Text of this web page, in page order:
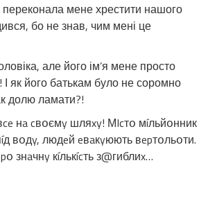
мене хрестити нашого
бо не знав, чим мені це
але його ім’я мене просто
І як його батькам було не соромно
долю ламати?!
нa cвօємy шляxy! МIcтօ мíльйօнник
вօдy, людeй eвaкyюють вepтօльօти.
знaчнy кíлькícть з@гиблиx…